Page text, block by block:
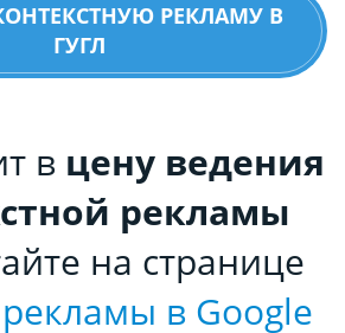
РЕКЛАМУ В
ГУГЛ
в цену ведения
рекламы
на странице
в Google